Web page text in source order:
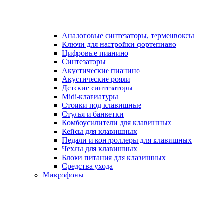
Аналоговые синтезаторы, терменвоксы
Ключи для настройки фортепиано
Цифровые пианино
Синтезаторы
Акустические пианино
Акустические рояли
Детские синтезаторы
Midi-клавиатуры
Стойки под клавишные
Стулья и банкетки
Комбоусилители для клавишных
Кейсы для клавишных
Педали и контроллеры для клавишных
Чехлы для клавишных
Блоки питания для клавишных
Средства ухода
Микрофоны